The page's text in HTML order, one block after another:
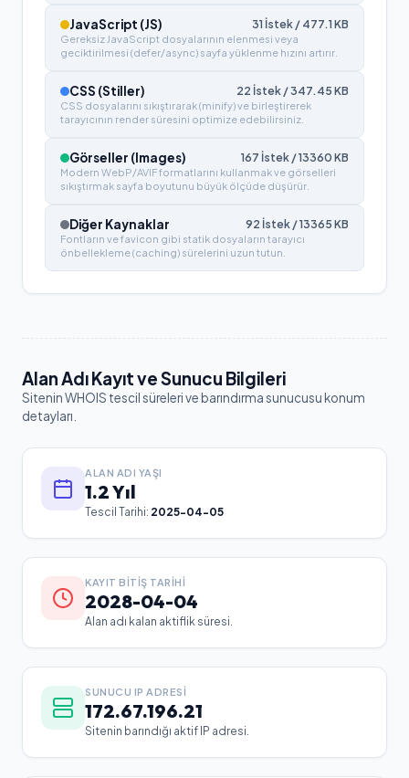
JavaScript (JS) 31 İstek / 477.1 KB
Gereksiz JavaScript dosyalarının elenmesi veya
geciktirilmesi (defer/async) sayfa yüklenme hızını artırır.
CSS (Stiller) 22 İstek /347.45 KB
CSS dosyalarını sıkıştırarak (minify) ve birleştirerek
tarayıcının render süresini optimize edebilirsiniz.
Görseller (Images) 167 İstek /13360 KB
Modern WebP/AVIF formatlarını kullanmak ve görselleri
sıkıştırmak sayfa boyutunu büyük ölçüde düşürür.
Diğer Kaynaklar 92 İstek /13365 KB
Fontların ve favicon gibi statik dosyaların tarayıcı
önbellekleme (caching) sürelerini uzun tutun.
Alan Adı Kayıt ve Sunucu Bilgileri
Sitenin WHOIS tescil süreleri ve barındırma sunucusu konum
detayları.
ALAN ADI YAŞI
1.2 Yıl
Tescil Tarihi: 2025-04-05
KAYIT BITIŞ TARIHI
2028-04-04
Alan adı kalan aktiflik süresi.
SUNUCU IP ADRESI
172.67.196.21
Sitenin barındığı aktif IP adresi.